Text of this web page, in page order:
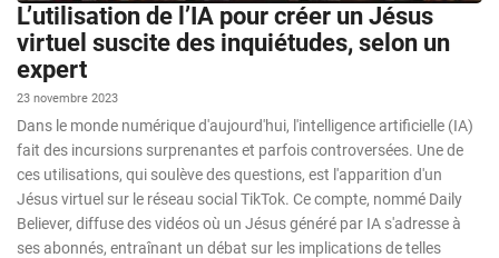
L’utilisation de l’IA pour créer un Jésus
virtuel suscite des inquiétudes, selon un
expert
23 novembre 2023
Dans le monde numérique d'aujourd'hui, l'intelligence artificielle (IA)
fait des incursions surprenantes et parfois controversées. Une de
ces utilisations, qui soulève des questions, est l'apparition d'un
Jésus virtuel sur le réseau social TikTok. Ce compte, nommé Daily
Believer, diffuse des vidéos où un Jésus généré par IA s'adresse à
ses abonnés, entraînant un débat sur les implications de telles